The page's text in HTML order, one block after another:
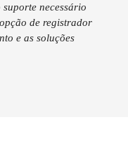
necessário
de registrador
e as soluções